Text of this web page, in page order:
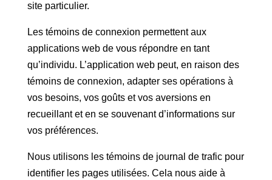
site particulier.
Les témoins de connexion permettent aux
applications web de vous répondre en tant
qu’individu. L’application web peut, en raison des
témoins de connexion, adapter ses opérations à
vos besoins, vos goûts et vos aversions en
recueillant et en se souvenant d’informations sur
vos préférences.
Nous utilisons les témoins de journal de trafic pour
identifier les pages utilisées. Cela nous aide à